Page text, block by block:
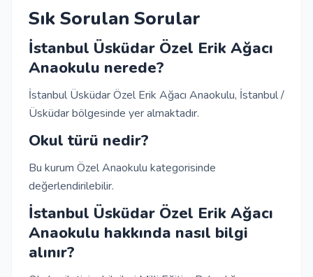
Sık Sorulan Sorular
İstanbul Üsküdar Özel Erik Ağacı
Anaokulu nerede?
İstanbul Üsküdar Özel Erik Ağacı Anaokulu, İstanbul /
Üsküdar bölgesinde yer almaktadır.
Okul türü nedir?
Bu kurum Özel Anaokulu kategorisinde
değerlendirilebilir.
İstanbul Üsküdar Özel Erik Ağacı
Anaokulu hakkında nasıl bilgi
alınır?